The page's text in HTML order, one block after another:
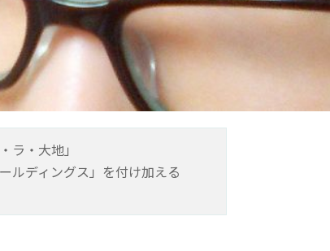
ラ・大地」
ルディングス」を付け加える